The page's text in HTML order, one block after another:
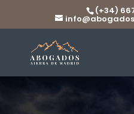
(+34)